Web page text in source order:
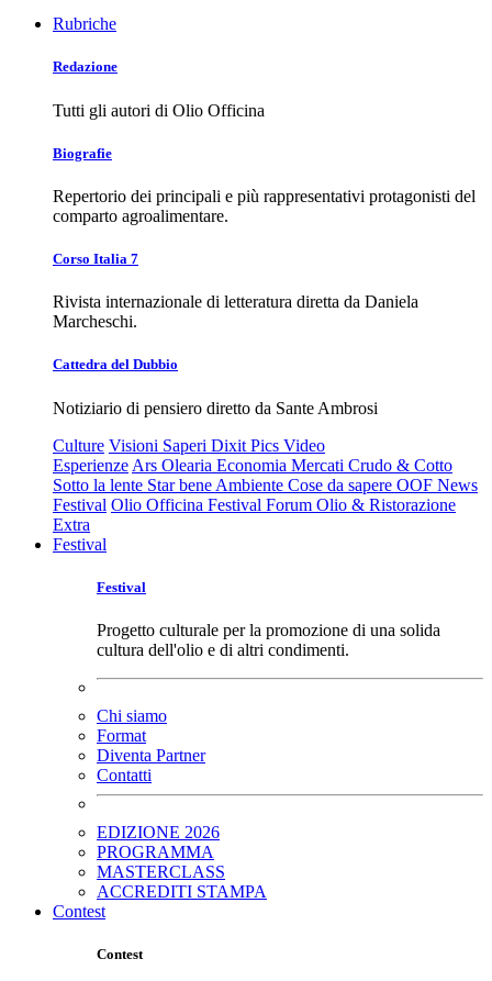
Rubriche
Redazione
Tutti gli autori di Olio Officina
Biografie
Repertorio dei principali e più rappresentativi protagonisti del
comparto agroalimentare.
Corso Italia 7
Rivista internazionale di letteratura diretta da Daniela
Marcheschi.
Cattedra del Dubbio
Notiziario di pensiero diretto da Sante Ambrosi
Culture Visioni Saperi Dixit Pics Video
Esperienze Ars Olearia Economia Mercati Crudo & Cotto
Sotto la lente Star bene Ambiente Cose da sapere OOF News
Festival Olio Officina Festival Forum Olio & Ristorazione
Extra
Festival
Festival
Progetto culturale per la promozione di una solida
cultura dell'olio e di altri condimenti.
Chi siamo
Format
Diventa Partner
Contatti
EDIZIONE 2026
PROGRAMMA
MASTERCLASS
ACCREDITI STAMPA
Contest
Contest